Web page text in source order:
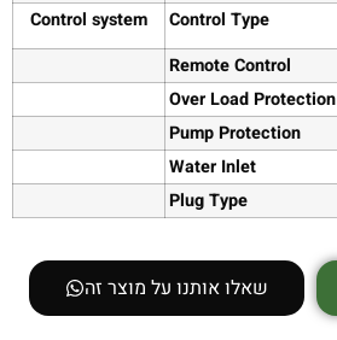
Control system
Control Type
Remote Control
Over Load Protection
Pump Protection
Water Inlet
Plug Type
שאלו אותנו על מוצר זה